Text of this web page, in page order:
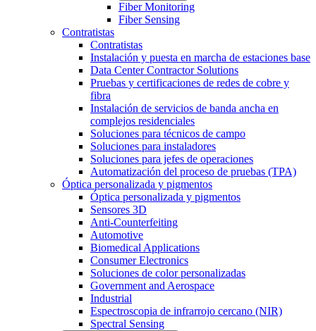
Fiber Monitoring
Fiber Sensing
Contratistas
Contratistas
Instalación y puesta en marcha de estaciones base
Data Center Contractor Solutions
Pruebas y certificaciones de redes de cobre y
fibra
Instalación de servicios de banda ancha en
complejos residenciales
Soluciones para técnicos de campo
Soluciones para instaladores
Soluciones para jefes de operaciones
Automatización del proceso de pruebas (TPA)
Óptica personalizada y pigmentos
Óptica personalizada y pigmentos
Sensores 3D
Anti-Counterfeiting
Automotive
Biomedical Applications
Consumer Electronics
Soluciones de color personalizadas
Government and Aerospace
Industrial
Espectroscopia de infrarrojo cercano (NIR)
Spectral Sensing